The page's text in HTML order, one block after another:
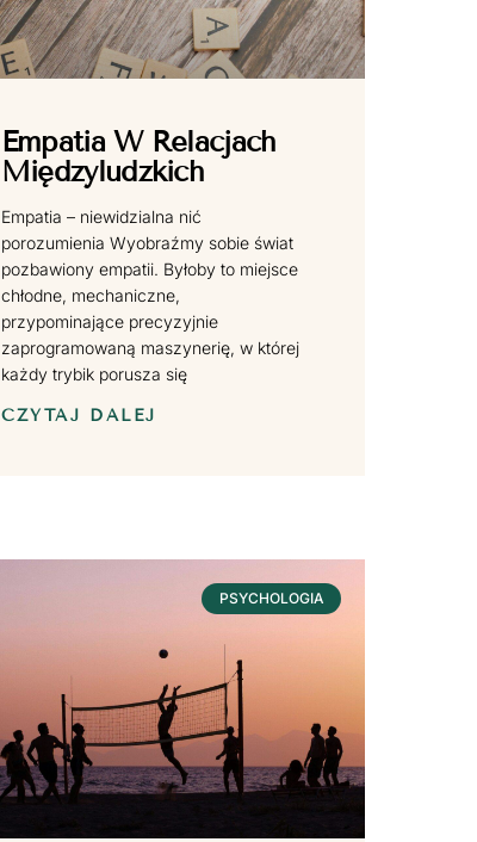
Empatia W Relacjach
Międzyludzkich
Empatia – niewidzialna nić
porozumienia Wyobraźmy sobie świat
pozbawiony empatii. Byłoby to miejsce
chłodne, mechaniczne,
przypominające precyzyjnie
zaprogramowaną maszynerię, w której
każdy trybik porusza się
CZYTAJ DALEJ
PSYCHOLOGIA